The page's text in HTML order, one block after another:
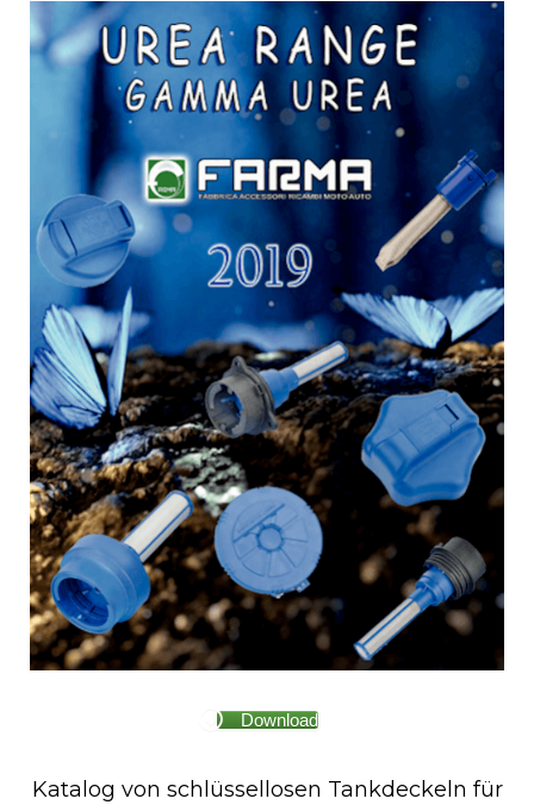
Download
Katalog von schlüssellosen Tankdeckeln für